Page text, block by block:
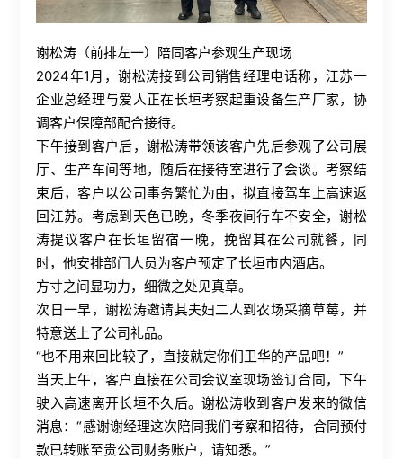
谢松涛（前排左一）陪同客户参观生产现场
2024年1月，谢松涛接到公司销售经理电话称，江苏一
企业总经理与爱人正在长垣考察起重设备生产厂家，协
调客户保障部配合接待。
下午接到客户后，谢松涛带领该客户先后参观了公司展
厅、生产车间等地，随后在接待室进行了会谈。考察结
束后，客户以公司事务繁忙为由，拟直接驾车上高速返
回江苏。考虑到天色已晚，冬季夜间行车不安全，谢松
涛提议客户在长垣留宿一晚，挽留其在公司就餐，同
时，他安排部门人员为客户预定了长垣市内酒店。
方寸之间显功力，细微之处见真章。
次日一早，谢松涛邀请其夫妇二人到农场采摘草莓，并
特意送上了公司礼品。
“也不用来回比较了，直接就定你们卫华的产品吧！”
当天上午，客户直接在公司会议室现场签订合同，下午
驶入高速离开长垣不久后。谢松涛收到客户发来的微信
消息：“感谢谢经理这次陪同我们考察和招待，合同预付
款已转账至贵公司财务账户，请知悉。”